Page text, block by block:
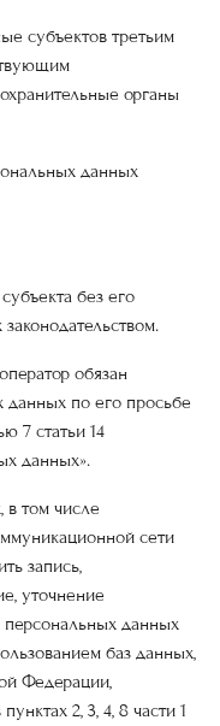
субъектов третьим
органы
данных
без его
обязан
данных по его просьбе
7 статьи 14
данных».
в том числе
сети
запись,
уточнение
персональных данных
баз данных,
Федерации,
2, 3, 4, 8 части 1